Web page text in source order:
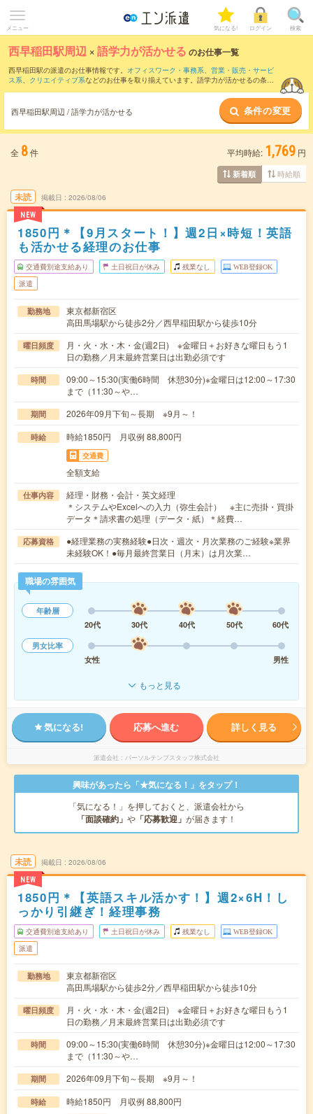
メニュー 気になる! ログイン 検索
西早稲田駅周辺 ×語学力が活かせる のお仕事一覧
西早稲田駅の派遣のお仕事情報です。 オフィスワーク・事務系、 営業・販売・サービ
ス系、 クリエイティブ系などのお仕事を取り揃えています。語学力が活かせるの条件
西早稲田駅周辺 / 語学力が活かせる 条件の変更
全 8件 平均時給: 1,769 円
新着順 時給順
未読
NEW
掲載日 2026/08/06
1850円＊【9月スタート！】週2日×時短！英語
も活かせる経理のお仕事
交通費別途支給あり 土日祝日が休み 残業なし WEB登録OK
派遣
勤務地
東京都新宿区
高田馬場駅から徒歩2分／西早稲田駅から徒歩10分
曜日頻度
月・火・水・木・金(週2日) ※金曜日＋お好きな曜日もう1
日の勤務／月末最終営業日は出勤必須です
時間
09:00～15:30(実働6時間 休憩30分)※金曜日は12:00～17:30
まで（11:30～や…
期間 2026年09月下旬～長期 ※9月～！
時給 時給1850円 月収例 88,800円
交通費
全額支給
仕事内容
経理・財務・会計・英文経理
＊システムやExcelへの入力（弥生会計） ※主に売掛・買掛
データ＊請求書の処理（データ・紙）＊経費…
応募資格
●経理業務の実務経験●日次・週次・月次業務のご経験※業界
未経験OK！●毎月最終営業日（月末）は月次業…
職場の雰囲気
年齢層
20代
30代 40代 50代
60代
男女比率
女性
男性
もっと見る
気になる! 応募へ進む 詳しく見る
派遣会社 パーソルテンプスタッフ株式会社
興味があったら「★気になる！」をタップ！
「気になる！」を押しておくと、派遣会社から
「面談確約」 や 「応募歓迎」 が届きます！
未読
NEW
掲載日 2026/08/06
1850円＊【英語スキル活かす！】週2×6H！し
っかり引継ぎ！経理事務
交通費別途支給あり 土日祝日が休み 残業なし WEB登録OK
派遣
勤務地
東京都新宿区
高田馬場駅から徒歩2分／西早稲田駅から徒歩10分
曜日頻度
月・火・水・木・金(週2日) ※金曜日＋お好きな曜日もう1
日の勤務／月末最終営業日は出勤必須です
時間
09:00～15:30(実働6時間 休憩30分)※金曜日は12:00～17:30
まで（11:30～や…
期間 2026年09月下旬～長期 ※9月～！
時給 時給1850円 月収例 88,800円